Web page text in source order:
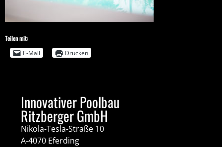
Teilen mit:
E-Mail
Drucken
Innovativer Poolbau
Ritzberger GmbH
Nikola-Tesla-Straße 10
A-4070 Eferding